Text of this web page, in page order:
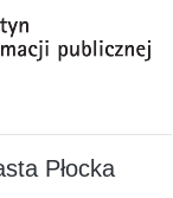
Płocka